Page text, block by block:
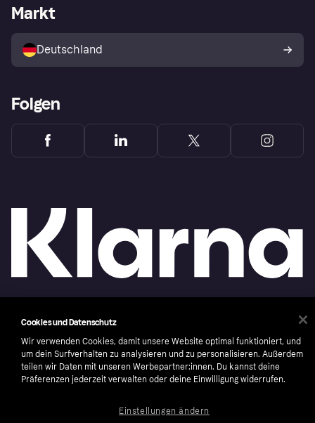
Klarna App
Shops entdecken
Käuferschutzrichtlinie
Dein Widerrufsrecht
Händlerportal
Markt
Deutschland
Folgen
Copyright © 2005-2026 Klarna Bank AB (publ). Headquarters: Stockholm, Sweden. All
rights reserved. Klarna Bank AB (publ). Sveavägen 46, 111 34 Stockholm. Organization
NutzungsbedingungenCookiesKlarna.com
Cookies und Datenschutz
Wir verwenden Cookies, damit unsere Website optimal funktioniert, und
um dein Surfverhalten zu analysieren und zu personalisieren. Außerdem
teilen wir Daten mit unseren Werbepartner:innen. Du kannst deine
Präferenzen jederzeit verwalten oder deine Einwilligung widerrufen.
Einstellungen ändern